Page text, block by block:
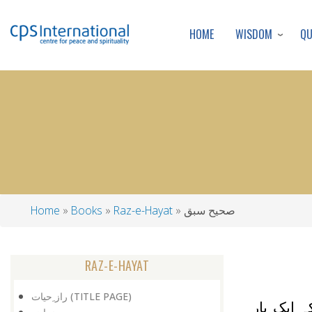
HOME WISDOM
Home Books Raz-e-Hayat صحیح سبق
RAZ-E-HAYAT
راز ِحیات (TITLE PAGE)
ایک بار